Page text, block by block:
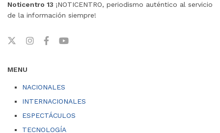
Noticentro 13 ¡NOTICENTRO, periodismo auténtico al servicio
de la información siempre!
MENU
NACIONALES
INTERNACIONALES
ESPECTÁCULOS
TECNOLOGÍA